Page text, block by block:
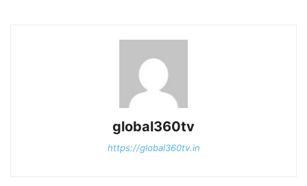
global360tv
https://global360tv.in